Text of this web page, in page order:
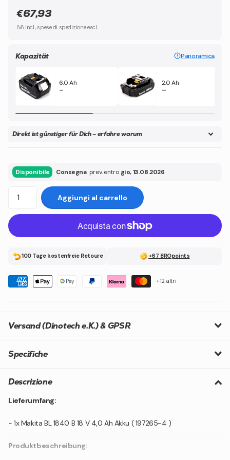
€67,93
IVA incl., spese di spedizione escl.
Kapazität Panoramica
6,0 Ah
–
2,0 Ah
–
Direkt ist günstiger für Dich – erfahre warum
Disponibile Consegnaprev. entro gio, 13.08.2026
Aggiungi al carrello
100 Tage kostenfreie Retoure +67 BROpoints
+12 altri
Versand (Dinotech e.K.) & GPSR
Specifiche
Descrizione
Lieferumfang:
- 1x Makita BL 1840 B 18 V 4,0 Ah Akku ( 197265-4 )
Produktbeschreibung: